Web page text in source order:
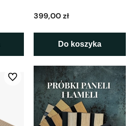
399,00 zł
Do koszyka
Do ulubionych